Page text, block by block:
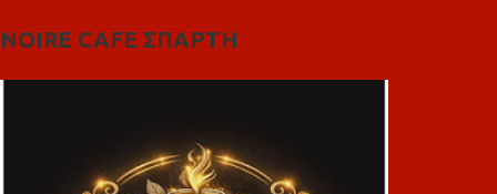
NOIRE CAFE ΣΠΑΡΤΗ